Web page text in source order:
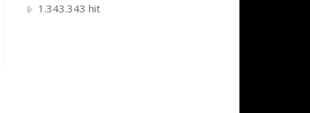
1.343.343 hit